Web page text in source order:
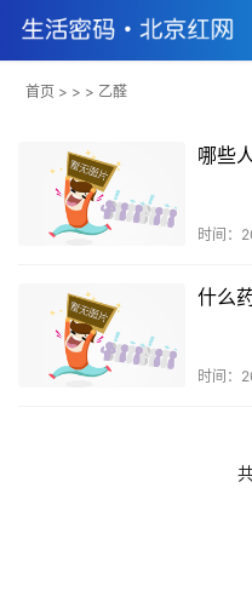
首页 > > > 乙醛
哪些
时间：
什么
时间：